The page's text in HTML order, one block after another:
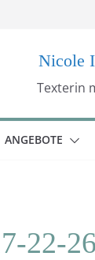
Nicole
Texterin
ANGEBOTE
22-